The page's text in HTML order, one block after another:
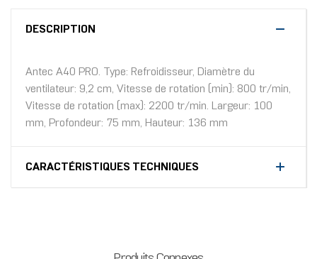
DESCRIPTION
Antec A40 PRO. Type: Refroidisseur, Diamètre du
ventilateur: 9,2 cm, Vitesse de rotation (min): 800 tr/min,
Vitesse de rotation (max): 2200 tr/min. Largeur: 100
mm, Profondeur: 75 mm, Hauteur: 136 mm
CARACTÉRISTIQUES TECHNIQUES